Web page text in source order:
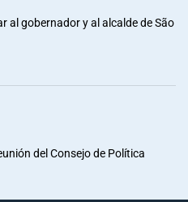
al gobernador y al alcalde de São
del Consejo de Política